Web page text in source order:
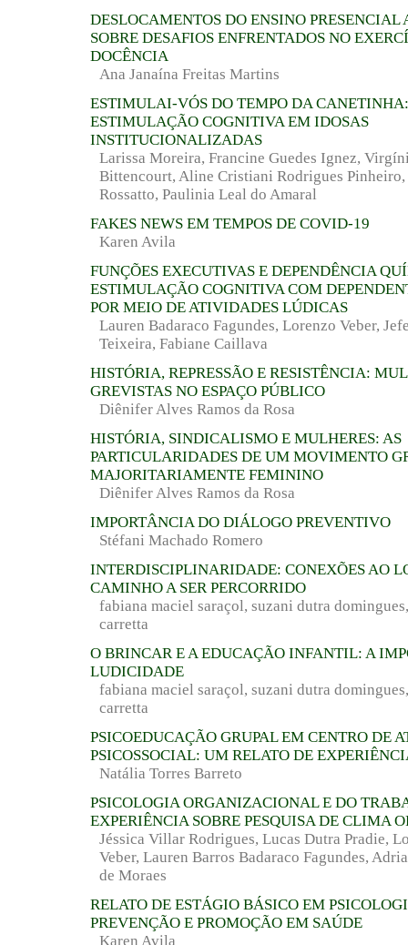
DESLOCAMENTOS DO ENSINO PRESENCIAL
SOBRE DESAFIOS ENFRENTADOS NO
DOCÊNCIA
Ana Janaína Freitas Martins
ESTIMULAI-VÓS DO TEMPO DA
ESTIMULAÇÃO COGNITIVA EM IDOSAS
INSTITUCIONALIZADAS
Larissa Moreira, Francine Guedes Ignez,
Bittencourt, Aline Cristiani Rodrigues
Rossatto, Paulinia Leal do Amaral
FAKES NEWS EM TEMPOS DE COVID-19
Karen Avila
FUNÇÕES EXECUTIVAS E DEPENDÊNCIA
ESTIMULAÇÃO COGNITIVA COM
POR MEIO DE ATIVIDADES LÚDICAS
Lauren Badaraco Fagundes, Lorenzo Veber,
Teixeira, Fabiane Caillava
HISTÓRIA, REPRESSÃO E RESISTÊNCIA:
GREVISTAS NO ESPAÇO PÚBLICO
Diênifer Alves Ramos da Rosa
HISTÓRIA, SINDICALISMO E MULHERES: AS
PARTICULARIDADES DE UM MOVIMENTO
MAJORITARIAMENTE FEMININO
Diênifer Alves Ramos da Rosa
IMPORTÂNCIA DO DIÁLOGO PREVENTIVO
Stéfani Machado Romero
INTERDISCIPLINARIDADE: CONEXÕES AO
CAMINHO A SER PERCORRIDO
fabiana maciel saraçol, suzani dutra
carretta
O BRINCAR E A EDUCAÇÃO INFANTIL: A
LUDICIDADE
fabiana maciel saraçol, suzani dutra
carretta
PSICOEDUCAÇÃO GRUPAL EM CENTRO DE
PSICOSSOCIAL: UM RELATO DE
Natália Torres Barreto
PSICOLOGIA ORGANIZACIONAL E DO
EXPERIÊNCIA SOBRE PESQUISA DE CLIMA
Jéssica Villar Rodrigues, Lucas Dutra Pradie,
Veber, Lauren Barros Badaraco Fagundes,
de Moraes
RELATO DE ESTÁGIO BÁSICO EM
PREVENÇÃO E PROMOÇÃO EM SAÚDE
Karen Avila